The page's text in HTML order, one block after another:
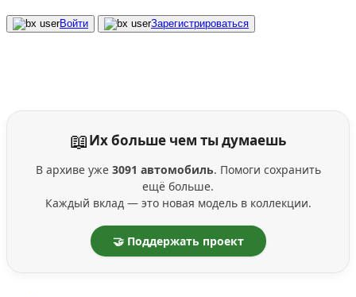
Войти Зарегистрироваться
📖Их больше чем ты думаешь
В архиве уже 3091 автомобиль. Помоги сохранить
ещё больше.
Каждый вклад — это новая модель в коллекции.
🤝 Поддержать проект